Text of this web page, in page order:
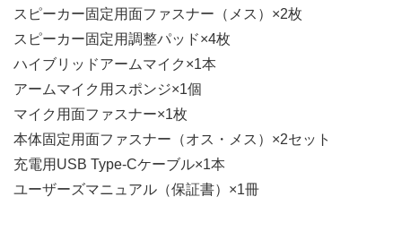
スピーカー固定用面ファスナー（メス）×2枚
スピーカー固定用調整パッド×4枚
ハイブリッドアームマイク×1本
アームマイク用スポンジ×1個
マイク用面ファスナー×1枚
本体固定用面ファスナー（オス・メス）×2セット
充電用USB Type-Cケーブル×1本
ユーザーズマニュアル（保証書）×1冊